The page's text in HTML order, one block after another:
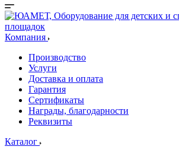
Компания
Производство
Услуги
Доставка и оплата
Гарантия
Сертификаты
Награды, благодарности
Реквизиты
Каталог